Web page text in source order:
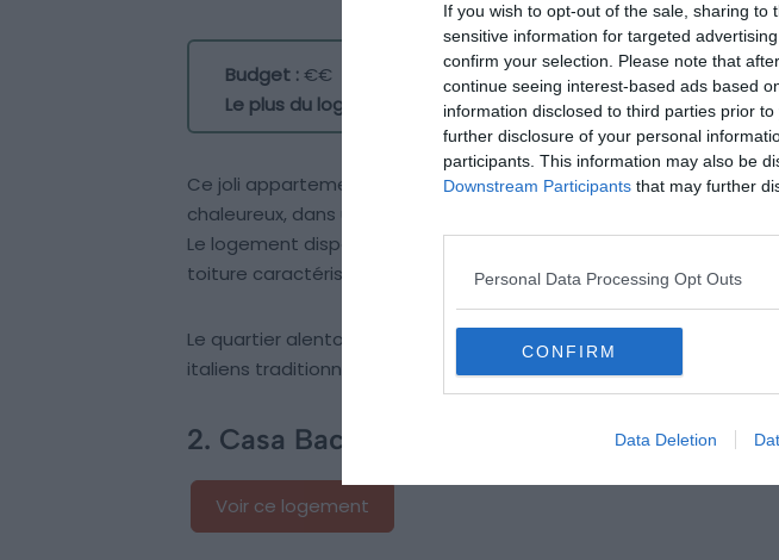
If you wish to opt-out of the sale, sharing
sensitive information for targeted
confirm your selection. Please note that
continue seeing interest-based ads based
information disclosed to third parties prior
further disclosure of your personal
participants. This information may also be
Downstream Participants that may further
Personal Data Processing Opt Outs
CONFIRM
Data Deletion
Budget :€€
Le plus du logement :
un bel appartement situé dans le cœur
Ce joli appartement Airbnb de Turin possède de nombreux atouts.
chaleureux, dans un style du XVIIIe siècle, avec du parquet lustré
Le logement dispose de deux terrasses d’où vous pouvez voir la
toiture caractéristique.
Le quartier alentour est très vivant, avec la présence de
italiens traditionnels.
2. Casa Bacciu
Voir ce logement